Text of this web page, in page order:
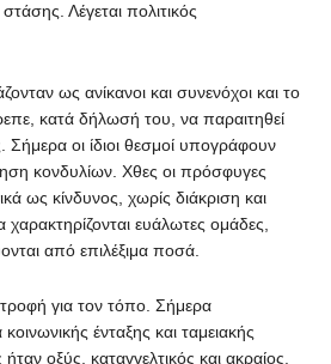
Λέγεται πολιτικός
ως ανίκανοι και συνενόχοι και το
κατά δήλωσή του, να παραιτηθεί
Σήμερα οι ίδιοι θεσμοί υπογράφουν
κονδυλίων. Χθες οι πρόσφυγες
ως κίνδυνος, χωρίς διάκριση και
ευάλωτες ομάδες,
από επιλέξιμα ποσά.
για τον τόπο. Σήμερα
κοινωνικής ένταξης και ταμειακής
οξύς, καταγγελτικός και ακραίος.